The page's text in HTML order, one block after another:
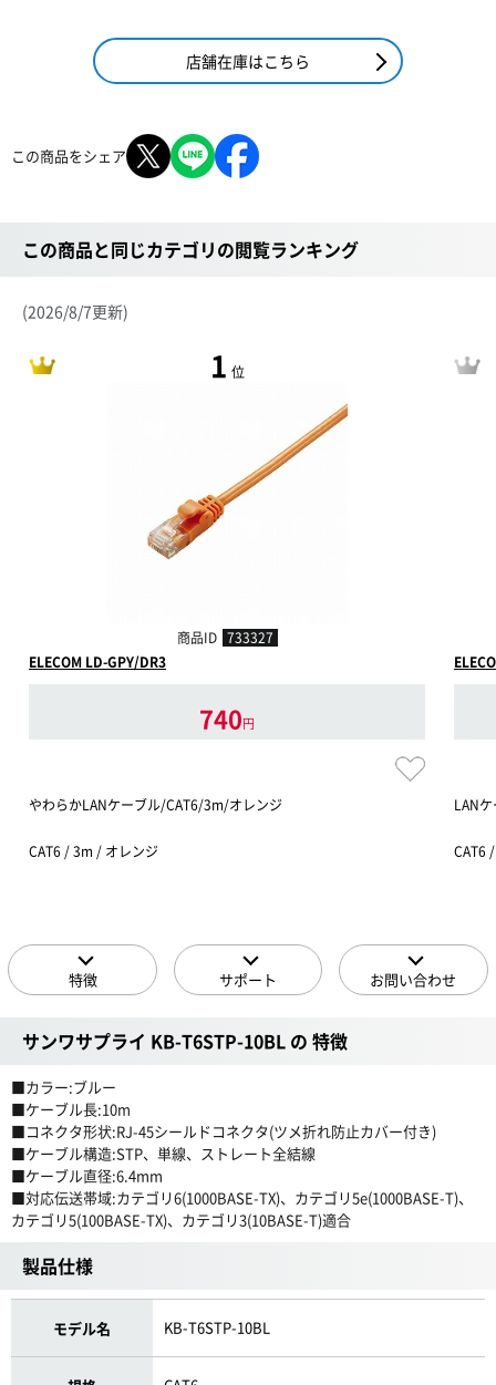
店舗在庫はこちら
この商品をシェア
この商品と同じカテゴリの閲覧ランキング
(2026/8/7更新)
1 位
商品ID 733327
ELECOM LD-GPY/DR3
740円
やわらかLANケーブル/CAT6/3m/オレンジ
CAT6 / 3m / オレンジ
LAN
CAT6
特徴 サポート お問い合わせ
サンワサプライ KB-T6STP-10BL の 特徴
■カラー:ブルー
■ケーブル長:10m
■コネクタ形状:RJ-45シールドコネクタ(ツメ折れ防止カバー付き)
■ケーブル構造:STP、単線、ストレート全結線
■ケーブル直径:6.4mm
■対応伝送帯域:カテゴリ6(1000BASE-TX)、カテゴリ5e(1000BASE-T)、
カテゴリ5(100BASE-TX)、カテゴリ3(10BASE-T)適合
製品仕様
モデル名 KB-T6STP-10BL